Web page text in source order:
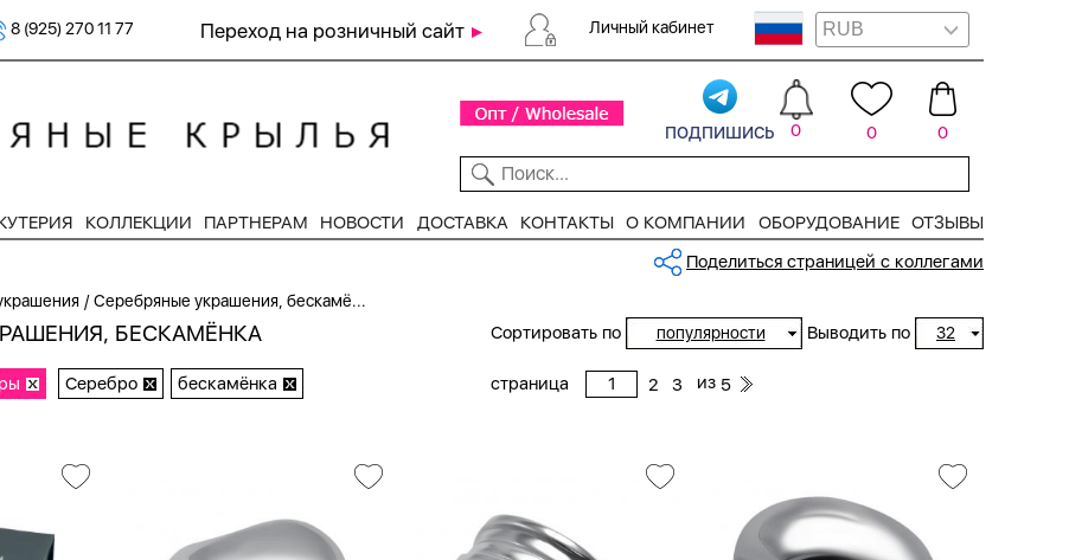
8 (925) 270 11 77 Переход на розничный сайт Личный кабинет
подпишись 0 0 0
КОЛЛЕКЦИИ ПАРТНЕРАМ НОВОСТИ ДОСТАВКА КОНТАКТЫ О КОМПАНИИ ОБОРУДОВАНИЕ ОТЗЫВЫ
Поделиться страницей с коллегами
/Серебряные украшения, бескамё...
БЕСКАМЁНКА Сортировать по популярности Выводить по 32
страница 2 3 из 5
Серебро бескамёнка